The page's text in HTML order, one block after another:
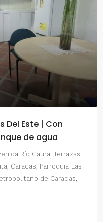
Del Este | Con
de agua
Río Caura, Terrazas
Caracas, Parroquia Las
de Caracas,